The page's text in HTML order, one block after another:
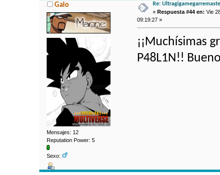
Galo
Mensajes: 12
Reputation Power: 5
Sexo:
Re:
«Respuesta #44 en: Vie
09:19:27 »
¡¡Muchísimas
P48L1N!!